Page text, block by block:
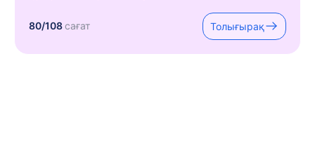
80/108сағат Толығырақ